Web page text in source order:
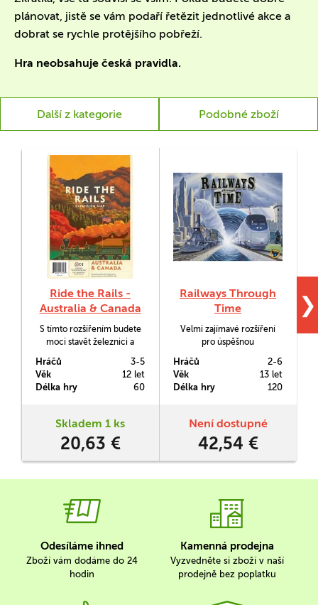
plánovat, jistě se vám podaří řetězit jednotlivé akce a
dobrat se rychle protějšího pobřeží.
Hra neobsahuje česká pravidla.
Další z kategorie Podobné zboží
Ride the Rails -
Australia & Canada
S tímto rozšířením budete
moci stavět železnici a
Ride the Rails na územích
Austrálie a Kanady.
Hráčů
3-5
Věk
12 let
Délka hry
60
Skladem 1 ks
20,63 €
Railways Through
Time
Velmi zajímavé rozšíření
pro úspěšnou
Through the World, ve
které budete svými stroji
projíždět skrze různé
Hráčů
2-6
Věk
13 let
Délka hry
120
Není dostupné
42,54 €
❯
Odesíláme ihned
Zboží vám dodáme do 24
hodin
Kamenná prodejna
Vyzvedněte si zboží v naší
prodejně bez poplatku